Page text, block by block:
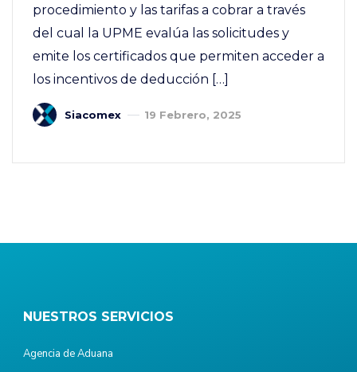
procedimiento y las tarifas a cobrar a través
del cual la UPME evalúa las solicitudes y
emite los certificados que permiten acceder a
los incentivos de deducción […]
Siacomex 19 Febrero, 2025
NUESTROS SERVICIOS
Agencia de Aduana